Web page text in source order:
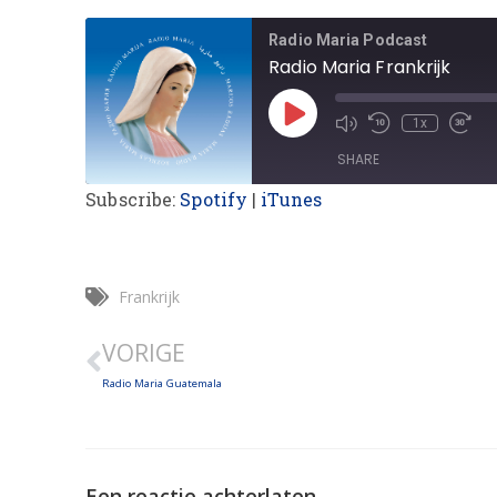
Radio Maria Podcast
Radio Maria Frankrijk
1x
SHARE
Subscribe: Spotify | iTunes
Frankrijk
VORIGE
Radio Maria Guatemala